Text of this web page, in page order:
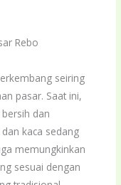
Rebo
seiring
pasar. Saat ini,
dan
kaca sedang
memungkinkan
sesuai dengan